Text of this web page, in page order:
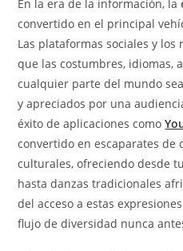
En la era de la información, la
convertido en el principal
Las plataformas sociales y
que las costumbres, idiomas,
cualquier parte del mundo
y apreciados por una
éxito de aplicaciones como
convertido en escaparates de
culturales, ofreciendo desde
hasta danzas tradicionales
del acceso a estas
flujo de diversidad nunca